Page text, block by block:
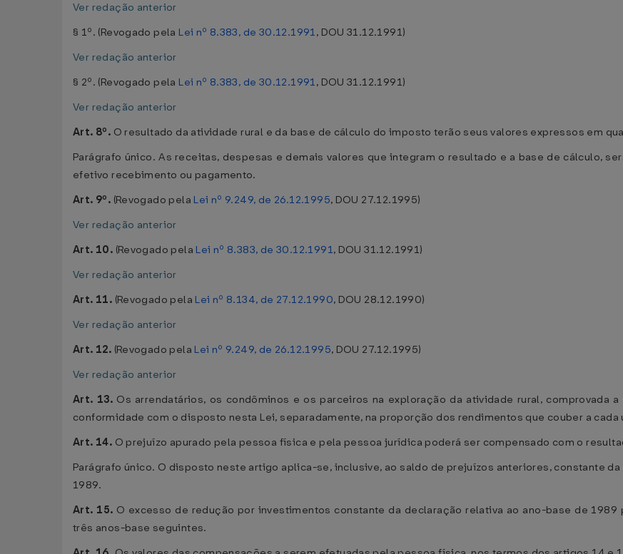
Ver redação anterior
§ 1º. (Revogado pela Lei nº 8.383, de 30.12.1991, DOU 31.12.1991)
Ver redação anterior
§ 2º. (Revogado pela Lei nº 8.383, de 30.12.1991, DOU 31.12.1991)
Ver redação anterior
Art. 8º. O resultado da atividade rural e da base de cálculo do imposto terão seus valores expressos em
Parágrafo único. As receitas, despesas e demais valores que integram o resultado e a base de cálculo,
efetivo recebimento ou pagamento.
Art. 9º. (Revogado pela Lei nº 9.249, de 26.12.1995, DOU 27.12.1995)
Ver redação anterior
Art. 10. (Revogado pela Lei nº 8.383, de 30.12.1991, DOU 31.12.1991)
Ver redação anterior
Art. 11. (Revogado pela Lei nº 8.134, de 27.12.1990, DOU 28.12.1990)
Ver redação anterior
Art. 12. (Revogado pela Lei nº 9.249, de 26.12.1995, DOU 27.12.1995)
Ver redação anterior
Art. 13. Os arrendatários, os condôminos e os parceiros na exploração da atividade rural, comprovada
conformidade com o disposto nesta Lei, separadamente, na proporção dos rendimentos que couber a cada
Art. 14. O prejuízo apurado pela pessoa física e pela pessoa jurídica poderá ser compensado com o
Parágrafo único. O disposto neste artigo aplica-se, inclusive, ao saldo de prejuízos anteriores, constante
1989.
Art. 15. O excesso de redução por investimentos constante da declaração relativa ao ano-base de
três anos-base seguintes.